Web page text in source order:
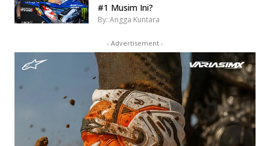
#1 Musim Ini?
By: Angga Kuntara
- Advertisement -